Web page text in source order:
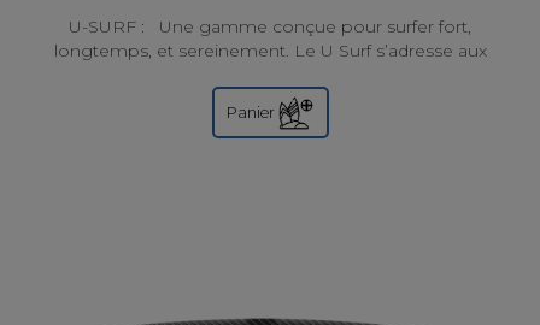
U-SURF : Une gamme conçue pour surfer fort,
longtemps, et sereinement. Le U Surf s’adresse aux
Panier